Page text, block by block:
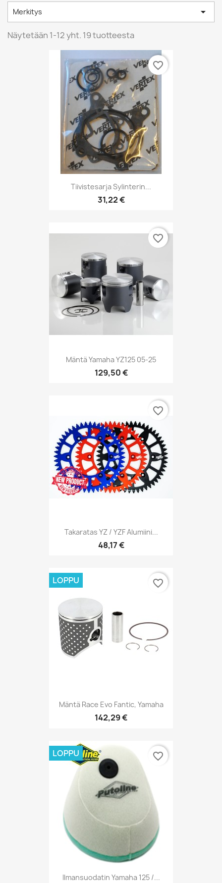
Merkitys 
Näytetään 1-12 yht. 19 tuotteesta
Tiivistesarja Sylinterin...
31,22 €
favorite_border
Mäntä Yamaha YZ125 05-25
129,50 €
favorite_border
Takaratas YZ / YZF Alumiini...
48,17 €
favorite_border
Mäntä Race Evo Fantic, Yamaha
142,29 €
LOPPU favorite_border
Ilmansuodatin Yamaha 125 /...
LOPPU favorite_border